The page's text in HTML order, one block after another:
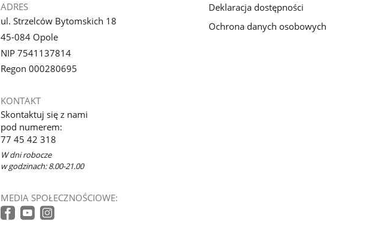
ADRES
ul. Strzelców Bytomskich 18
45-084 Opole
NIP 7541137814
Regon 000280695
KONTAKT
Skontaktuj się z nami
pod numerem:
77 45 42 318
W dni robocze
w godzinach: 8.00-21.00
MEDIA SPOŁECZNOŚCIOWE:
Deklaracja dostępności
Ochrona danych osobowych